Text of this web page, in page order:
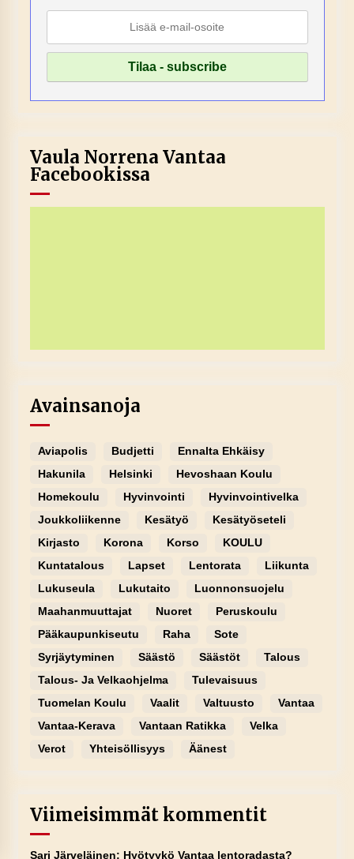
Vaula Norrena Vantaa
Facebookissa
Avainsanoja
Aviapolis Budjetti
Ennalta Ehkäisy
Hakunila
Helsinki
Hevoshaan Koulu
Homekoulu
Hyvinvointi
Hyvinvointivelka
Joukkoliikenne
Kesätyö
Kesätyöseteli
Kirjasto
Korona Korso
KOULU
Kuntatalous
Lapset Lentorata
Liikunta
Lukuseula
Lukutaito
Luonnonsuojelu
Maahanmuuttajat
Nuoret
Peruskoulu
Pääkaupunkiseutu
Raha
Sote
Syrjäytyminen
Säästö Säästöt
Talous
Talous- Ja Velkaohjelma
Tulevaisuus
Tuomelan Koulu
Vaalit Valtuusto
Vantaa
Vantaa-Kerava
Vantaan Ratikka
Velka
Verot
Yhteisöllisyys Äänest
Viimeisimmät kommentit
Sari Järveläinen: Hyötyykö Vantaa lentoradasta?